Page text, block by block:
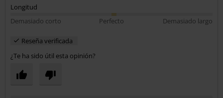
Longitud
Demasiado corto
Perfecto Demasiado largo
Reseña verificada
¿Te ha sido útil esta opinión?